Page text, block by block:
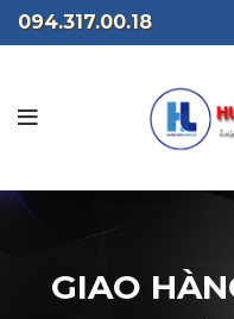
094.317.00.18
GIAO